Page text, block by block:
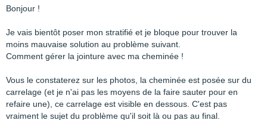
Bonjour !
Je vais bientôt poser mon stratifié et je bloque pour trouver la
moins mauvaise solution au problème suivant.
Comment gérer la jointure avec ma cheminée !
Vous le constaterez sur les photos, la cheminée est posée sur du
carrelage (et je n'ai pas les moyens de la faire sauter pour en
refaire une), ce carrelage est visible en dessous. C'est pas
vraiment le sujet du problème qu'il soit là ou pas au final.